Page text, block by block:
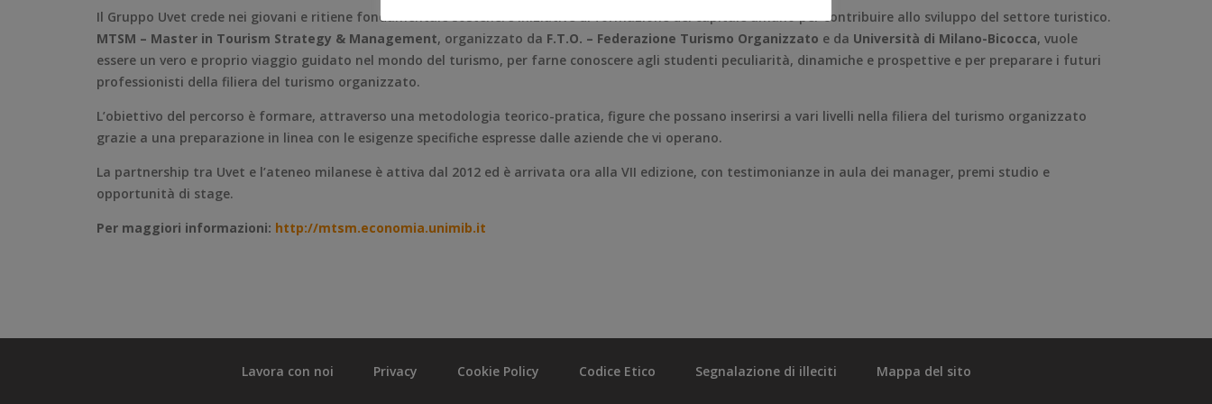
Il Gruppo Uvet crede nei giovani e ritiene fondamentale sostenere iniziative di formazione del capitale umano per contribuire allo sviluppo del settore turistico.
MTSM – Master in Tourism Strategy & Management, organizzato da F.T.O. – Federazione Turismo Organizzato e da Università di Milano-Bicocca, vuole
essere un vero e proprio viaggio guidato nel mondo del turismo, per farne conoscere agli studenti peculiarità, dinamiche e prospettive e per preparare i futuri
professionisti della filiera del turismo organizzato.
L’obiettivo del percorso è formare, attraverso una metodologia teorico-pratica, figure che possano inserirsi a vari livelli nella filiera del turismo organizzato
grazie a una preparazione in linea con le esigenze specifiche espresse dalle aziende che vi operano.
La partnership tra Uvet e l’ateneo milanese è attiva dal 2012 ed è arrivata ora alla VII edizione, con testimonianze in aula dei manager, premi studio e
opportunità di stage.
Per maggiori informazioni: http://mtsm.economia.unimib.it
Lavora con noi Privacy Cookie Policy Codice Etico Segnalazione di illeciti Mappa del sito